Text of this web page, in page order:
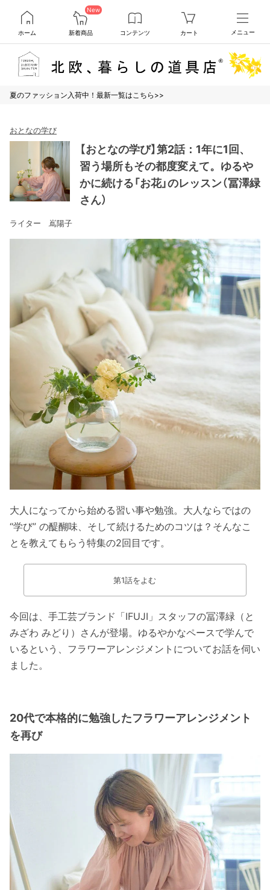
ホーム
New
新着商品 コンテンツ カート メニュー
夏のファッション入荷中！最新一覧はこちら>>
おとなの学び
【おとなの学び】第2話：1年に1回、
習う場所もその都度変えて。ゆるや
かに続ける「お花」のレッスン（冨澤緑
さん）
ライター 嶌陽子
大人になってから始める習い事や勉強。大人ならではの
“学び” の醍醐味、そして続けるためのコツは？そんなこ
とを教えてもらう特集の2回目です。
第1話をよむ
今回は、手工芸ブランド「IFUJI」スタッフの冨澤緑（と
みざわ みどり）さんが登場。ゆるやかなペースで学んで
いるという、フラワーアレンジメントについてお話を伺い
ました。
20代で本格的に勉強したフラワーアレンジメント
を再び